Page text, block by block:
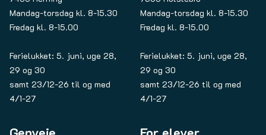
Mandag-torsdag kl. 8-15.30
Fredag kl. 8-15.00
Ferielukket: 5. juni, uge 28,
29 og 30
samt 23/12-26 til og med
4/1-27
Mandag-torsdag kl. 8-15.30
Fredag kl. 8-15.00
Ferielukket: 5. juni, uge 28,
29 og 30
samt 23/12-26 til og med
4/1-27